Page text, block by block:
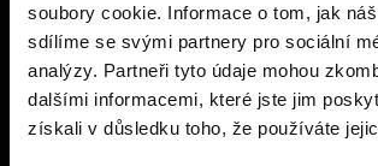
soubory cookie. Informace o tom, jak
sdílíme se svými partnery pro sociální
analýzy. Partneři tyto údaje mohou
dalšími informacemi, které jste jim
získali v důsledku toho, že používáte
Užitečné informace
Způsoby a ceny doručení